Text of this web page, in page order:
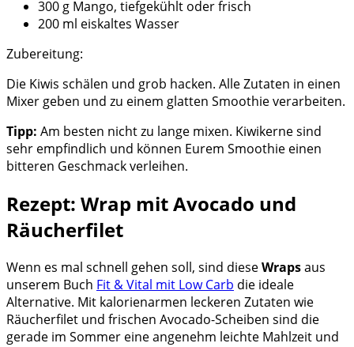
300 g Mango, tiefgekühlt oder frisch
200 ml eiskaltes Wasser
Zubereitung:
Die Kiwis schälen und grob hacken. Alle Zutaten in einen
Mixer geben und zu einem glatten Smoothie verarbeiten.
Tipp: Am besten nicht zu lange mixen. Kiwikerne sind
sehr empfindlich und können Eurem Smoothie einen
bitteren Geschmack verleihen.
Rezept: Wrap mit Avocado und
Räucherfilet
Wenn es mal schnell gehen soll, sind dieseWrapsaus
unserem Buch Fit & Vital mit Low Carb die ideale
Alternative. Mit kalorienarmen leckeren Zutaten wie
Räucherfilet und frischen Avocado-Scheiben sind die
gerade im Sommer eine angenehm leichte Mahlzeit und